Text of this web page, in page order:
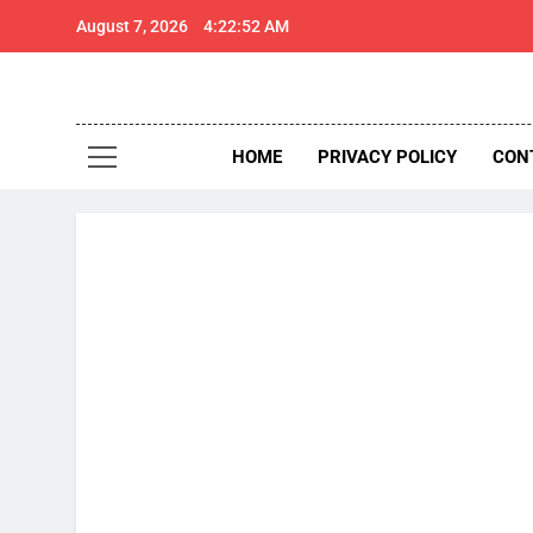
August 7, 2026 4:22:53 AM
Thar
HOME PRIVACY POLICY